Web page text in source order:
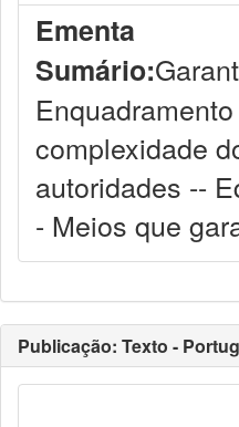
Ementa
Sumário:
complexidade
autoridades --
- Meios que
Publicação: Texto -